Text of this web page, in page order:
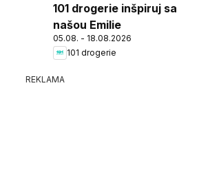
101 drogerie inšpiruj sa
našou Emilie
05.08. - 18.08.2026
101 drogerie
REKLAMA